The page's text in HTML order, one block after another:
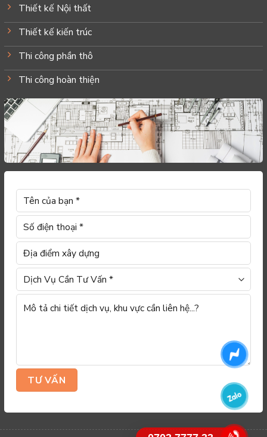
Thiết kế Nội thất
Thiết kế kiến trúc
Thi công phần thô
Thi công hoàn thiện